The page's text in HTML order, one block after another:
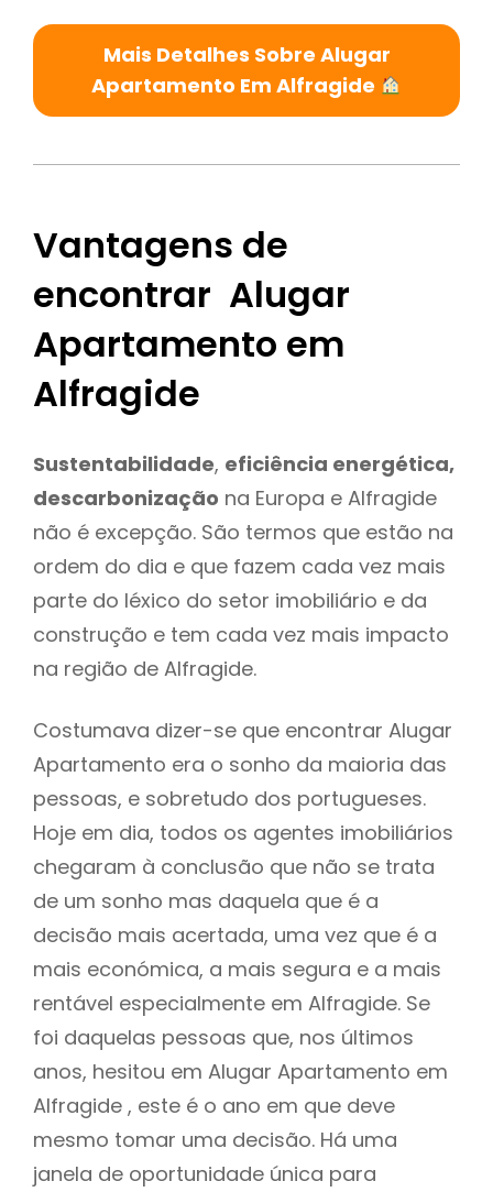
Mais Detalhes Sobre Alugar
Apartamento Em Alfragide
Vantagens de
encontrar Alugar
Apartamento em
Alfragide
Sustentabilidade, eficiência energética,
descarbonização na Europa e Alfragide
não é excepção. São termos que estão na
ordem do dia e que fazem cada vez mais
parte do léxico do setor imobiliário e da
construção e tem cada vez mais impacto
na região de Alfragide.
Costumava dizer-se que encontrar Alugar
Apartamento era o sonho da maioria das
pessoas, e sobretudo dos portugueses.
Hoje em dia, todos os agentes imobiliários
chegaram à conclusão que não se trata
de um sonho mas daquela que é a
decisão mais acertada, uma vez que é a
mais económica, a mais segura e a mais
rentável especialmente em Alfragide. Se
foi daquelas pessoas que, nos últimos
anos, hesitou em Alugar Apartamento em
Alfragide , este é o ano em que deve
mesmo tomar uma decisão. Há uma
janela de oportunidade única para